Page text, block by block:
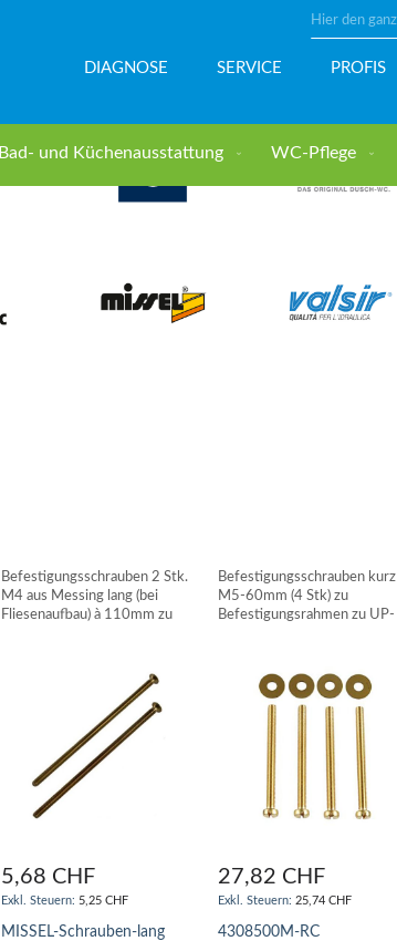
DIAGNOSE SERVICE PROFIS
Bad- und Küchenausstattung WC-Pflege
Befestigungsschrauben 2 Stk.
M4 aus Messing lang (bei
Fliesenaufbau) à 110mm zu
5,68 CHF
5,25 CHF
MISSEL-Schrauben-lang
Befestigungsschrauben kurz
M5-60mm (4 Stk) zu
Befestigungsrahmen zu UP-
27,82 CHF
25,74 CHF
4308500M-RC